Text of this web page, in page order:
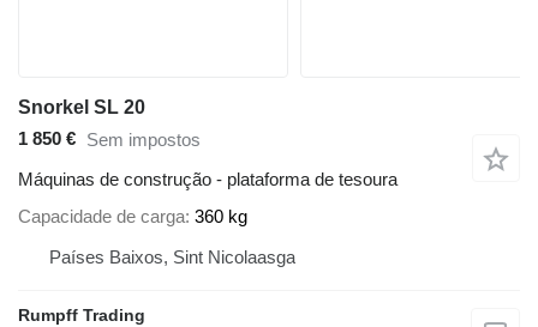
Snorkel SL 20
1 850 € Sem impostos
Máquinas de construção - plataforma de tesoura
Capacidade de carga 360 kg
Países Baixos, Sint Nicolaasga
Rumpff Trading